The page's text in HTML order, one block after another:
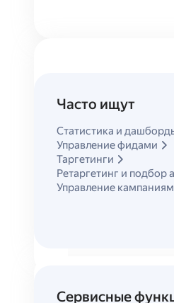
Часто ищут
Статистика и
Управление фидами
Таргетинги
Ретаргетинг и подбор
Управление
Сервисные